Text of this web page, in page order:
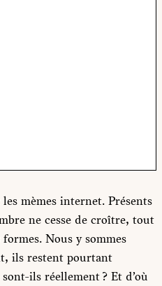
mèmes internet. Présents
ne cesse de croître, tout
Nous y sommes
ils restent pourtant
ils réellement ? Et d’où